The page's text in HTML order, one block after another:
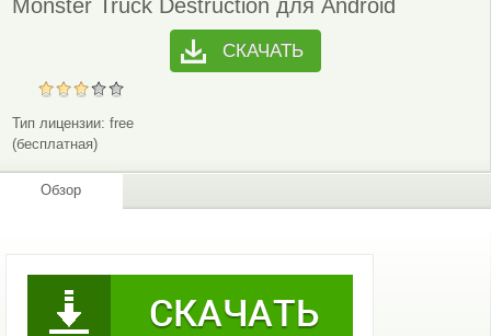
Monster Truck Destruction для Android
СКАЧАТЬ
Тип лицензии: free
(бесплатная)
Обзор